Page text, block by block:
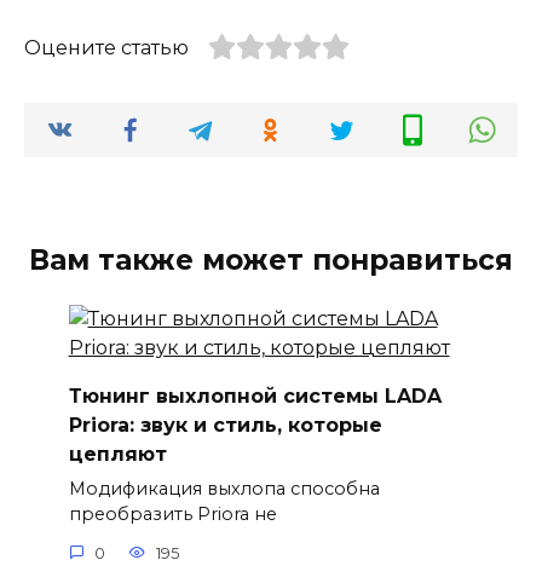
Оцените статью
Вам также может понравиться
Тюнинг выхлопной системы LADA
Priora: звук и стиль, которые
цепляют
Модификация выхлопа способна
преобразить Priora не
0 195